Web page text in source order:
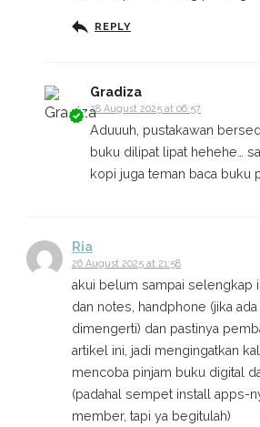
REPLY
Gradiza
28 August 2025 at 06:57
Aduuuh, pustakawan
buku dilipat lipat hehehe…
kopi juga teman baca buku
Ria
26 August 2025 at 21:58
akui belum sampai selengkap
dan notes, handphone (jika
dimengerti) dan pastinya
artikel ini, jadi mengingatkan
mencoba pinjam buku digital
(padahal sempet install apps-
member, tapi ya begitulah)